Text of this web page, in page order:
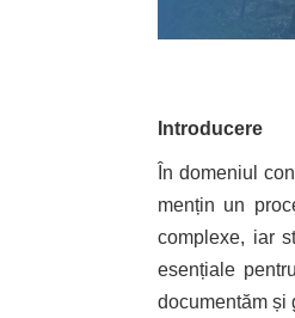
Introducere
În domeniul
mențin un
complexe, iar
esențiale
documentăm și